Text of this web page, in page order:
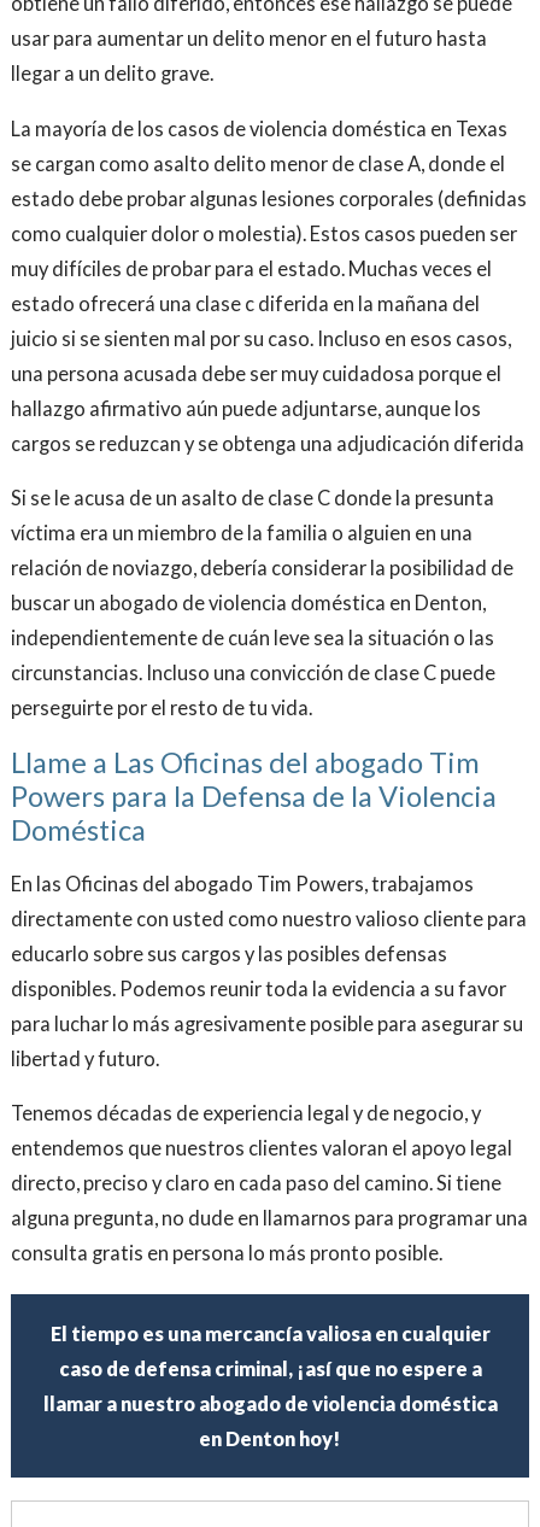
usar para aumentar un delito menor en el futuro hasta
llegar a un delito grave.
La mayoría de los casos de violencia doméstica en Texas
se cargan como asalto delito menor de clase A, donde el
estado debe probar algunas lesiones corporales (definidas
como cualquier dolor o molestia). Estos casos pueden ser
muy difíciles de probar para el estado. Muchas veces el
estado ofrecerá una clase c diferida en la mañana del
juicio si se sienten mal por su caso. Incluso en esos casos,
una persona acusada debe ser muy cuidadosa porque el
hallazgo afirmativo aún puede adjuntarse, aunque los
cargos se reduzcan y se obtenga una adjudicación diferida
Si se le acusa de un asalto de clase C donde la presunta
víctima era un miembro de la familia o alguien en una
relación de noviazgo, debería considerar la posibilidad de
buscar un abogado de violencia doméstica en Denton,
independientemente de cuán leve sea la situación o las
circunstancias. Incluso una convicción de clase C puede
perseguirte por el resto de tu vida.
Llame a Las Oficinas del abogado Tim
Powers para la Defensa de la Violencia
Doméstica
En las Oficinas del abogado Tim Powers, trabajamos
directamente con usted como nuestro valioso cliente para
educarlo sobre sus cargos y las posibles defensas
disponibles. Podemos reunir toda la evidencia a su favor
para luchar lo más agresivamente posible para asegurar su
libertad y futuro.
Tenemos décadas de experiencia legal y de negocio, y
entendemos que nuestros clientes valoran el apoyo legal
directo, preciso y claro en cada paso del camino. Si tiene
alguna pregunta, no dude en llamarnos para programar una
consulta gratis en persona lo más pronto posible.
El tiempo es una mercancía valiosa en cualquier
caso de defensa criminal, ¡así que no espere a
llamar a nuestro abogado de violencia doméstica
en Denton hoy!